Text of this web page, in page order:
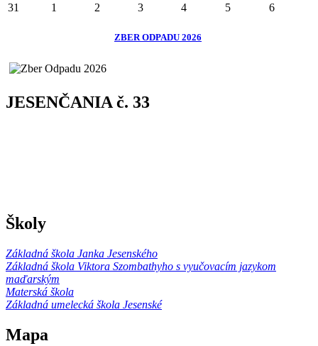
31
1 2 3 4 5 6
ZBER ODPADU 2026
JESENČANIA č. 33
Školy
Základná škola Janka Jesenského
Základná škola Viktora Szombathyho s vyučovacím jazykom
maďarským
Materská škola
Základná umelecká škola Jesenské
Mapa